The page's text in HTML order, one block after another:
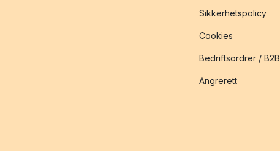
Sikkerhetspolicy
Cookies
Bedriftsordrer / B2B
Angrerett